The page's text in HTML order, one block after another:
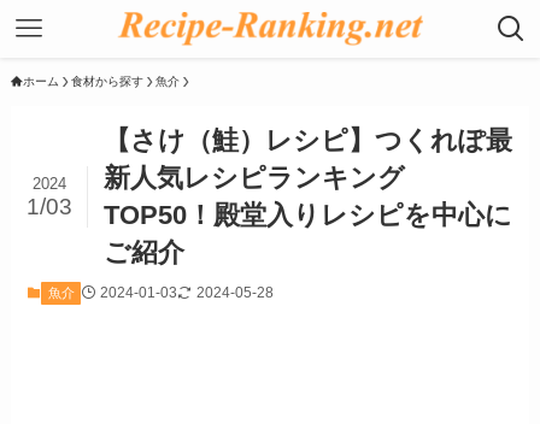
ホーム 食材から探す 魚介
【さけ（鮭）レシピ】つくれぽ最
新人気レシピランキング
TOP50！殿堂入りレシピを中心に
ご紹介
2024
1/03
魚介 2024-01-03 2024-05-28